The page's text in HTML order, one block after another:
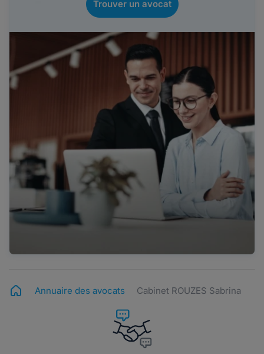
Trouver un avocat
Annuaire des avocats Cabinet ROUZES Sabrina